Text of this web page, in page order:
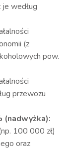
według
(z
pow.
przewozu
(nadwyżka):
100 000 zł)
oraz